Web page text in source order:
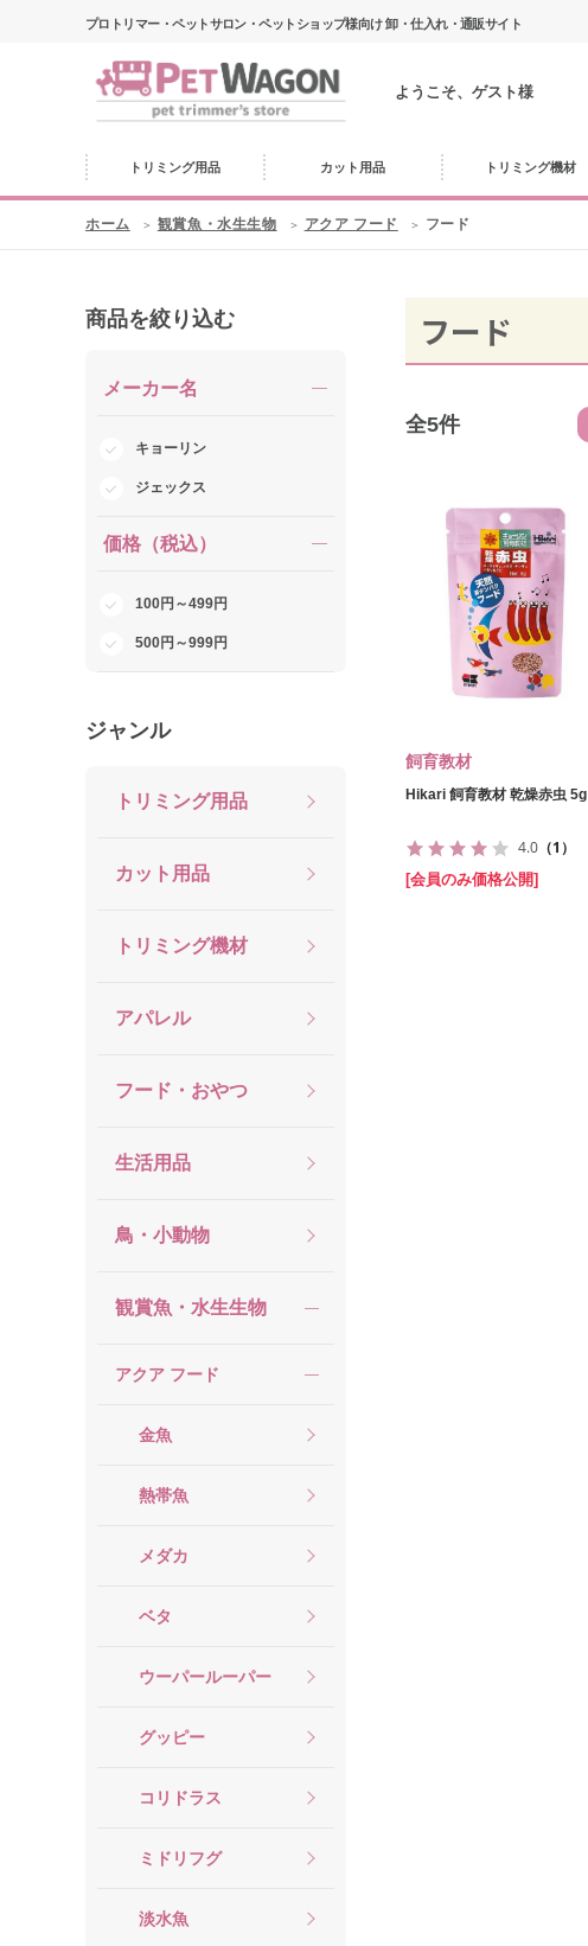
プロトリマー・ペットサロン・ペットショップ様向け 卸・仕入れ・通販サイト
ようこそ、ゲスト様
トリミング用品 カット用品 トリミング機材
ホーム 観賞魚・水生生物 アクア フード フード
商品を絞り込む
メーカー名
キョーリン
ジェックス
価格（税込）
100円～499円
500円～999円
ジャンル
トリミング用品
カット用品
トリミング機材
アパレル
フード・おやつ
生活用品
鳥・小動物
観賞魚・水生生物
アクア フード
金魚
熱帯魚
メダカ
ベタ
ウーパールーパー
グッピー
コリドラス
ミドリフグ
淡水魚
フード
全5件
飼育教材
Hikari 飼育教材 乾燥赤虫 5g
4.0 （1）
[会員のみ価格公開]